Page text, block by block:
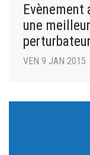
Evènement
une
VEN 9 JAN 2015